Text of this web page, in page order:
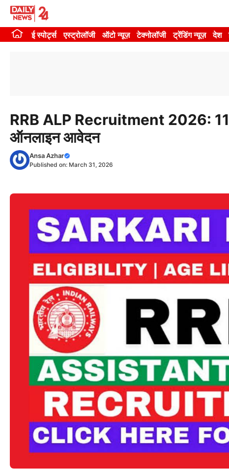
Skip
contentई स्पोर्ट्स एस्ट्रोलॉजी ऑटो न्यूज़ टेक्नोलॉजी ट्रेंडिंग न्यूज़ देश
RRB ALP Recruitment 2026:
ऑनलाइन आवेदन
Ansa Azhar
Published on: March 31, 2026